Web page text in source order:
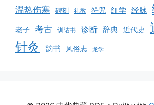
温热伤寒 碑刻 礼教 符咒 红学 经脉
老子 考古 训诂书 诊断 辞典 近代史
针灸 韵书 风俗志 龙学